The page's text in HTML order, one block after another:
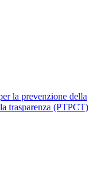
la prevenzione della
trasparenza (PTPCT)